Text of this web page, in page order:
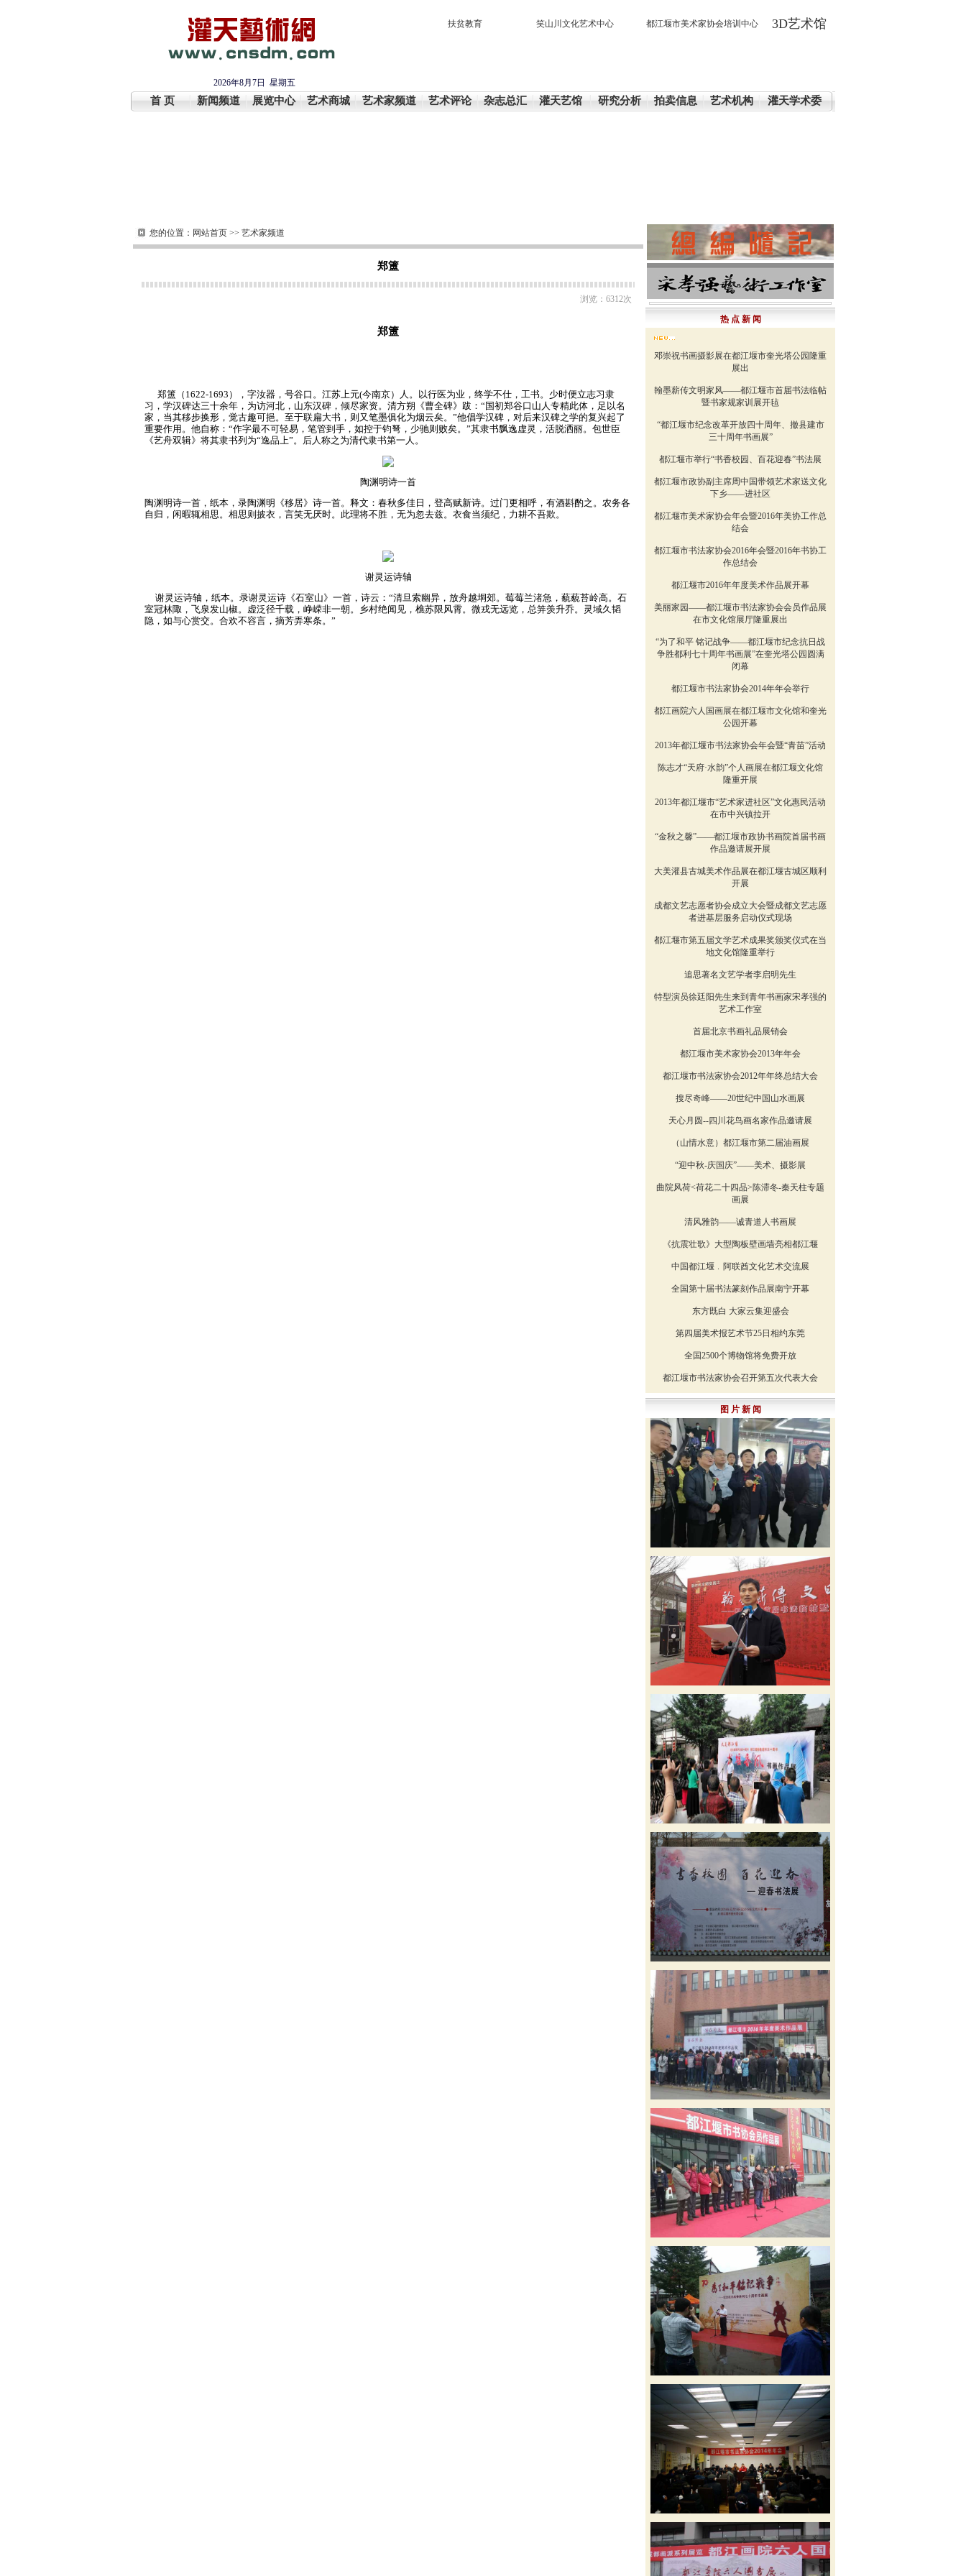
2026年8月7日 星期五
扶贫教育 笑山川文化艺术中心 都江堰市美术家协会培训中心 3D艺术馆
首 页 新闻频道 展览中心 艺术商城 艺术家频道 艺术评论 杂志总汇 灌天艺馆 研究分析 拍卖信息 艺术机构 灌天学术委
您的位置： 网站首页 >> 艺术家频道
郑簠
浏览：6312次
郑簠
郑簠（1622-1693）， 字汝器，号谷口。江苏上元(今南京）人。以行医为业，终学不仕，工书。少时便立志习隶
习，学汉碑达三十余年，为访河北，山东汉碑，倾尽家资。清方朔《曹全碑》跋：“国初郑谷口山人专精此体，足以名
家，当其移步换形，觉古趣可挹。至于联扁大书，则又笔墨俱化为烟云矣。”他倡学汉碑，对后来汉碑之学的复兴起了
重要作用。他自称：“作字最不可轻易，笔管到手，如控于钧弩，少驰则败矣。”其隶书飘逸虚灵，活脱洒丽。包世臣
《艺舟双辑》将其隶书列为“逸品上”。后人称之为清代隶书第一人。
陶渊明诗一首
陶渊明诗一首，纸本，录陶渊明《移居》诗一首。释文：春秋多佳日，登高赋新诗。过门更相呼，有酒斟酌之。农务各
自归，闲暇辄相思。相思则披衣，言笑无厌时。此理将不胜，无为忽去兹。衣食当须纪，力耕不吾欺。
谢灵运诗轴
谢灵运诗轴，纸本。录谢灵运诗《石室山》一首，诗云：“清旦索幽异，放舟越垌郊。莓莓兰渚急，藐藐苔岭高。石
室冠林陬，飞泉发山椒。虚泛径千载，峥嵘非一朝。乡村绝闻见，樵苏限风霄。微戎无远览，总笄羡升乔。灵域久韬
隐，如与心赏交。合欢不容言，摘芳弄寒条。”
热 点 新 闻
邓崇祝书画摄影展在都江堰市奎光塔公园隆重
展出
翰墨薪传文明家风——都江堰市首届书法临帖
暨书家规家训展开毡
“都江堰市纪念改革开放四十周年、撤县建市
三十周年书画展”
都江堰市举行“书香校园、百花迎春”书法展
都江堰市政协副主席周中国带领艺术家送文化
下乡——进社区
都江堰市美术家协会年会暨2016年美协工作总
结会
都江堰市书法家协会2016年会暨2016年书协工
作总结会
都江堰市2016年年度美术作品展开幕
美丽家园——都江堰市书法家协会会员作品展
在市文化馆展厅隆重展出
“为了和平 铭记战争——都江堰市纪念抗日战
争胜都利七十周年书画展”在奎光塔公园圆满
闭幕
都江堰市书法家协会2014年年会举行
都江画院六人国画展在都江堰市文化馆和奎光
公园开幕
2013年都江堰市书法家协会年会暨“青苗”活动
陈志才“天府·水韵”个人画展在都江堰文化馆
隆重开展
2013年都江堰市“艺术家进社区”文化惠民活动
在市中兴镇拉开
“金秋之馨”——都江堰市政协书画院首届书画
作品邀请展开展
大美灌县古城美术作品展在都江堰古城区顺利
开展
成都文艺志愿者协会成立大会暨成都文艺志愿
者进基层服务启动仪式现场
都江堰市第五届文学艺术成果奖颁奖仪式在当
地文化馆隆重举行
追思著名文艺学者李启明先生
特型演员徐廷阳先生来到青年书画家宋孝强的
艺术工作室
首届北京书画礼品展销会
都江堰市美术家协会2013年年会
都江堰市书法家协会2012年年终总结大会
搜尽奇峰——20世纪中国山水画展
天心月圆--四川花鸟画名家作品邀请展
（山情水意）都江堰市第二届油画展
“迎中秋-庆国庆”——美术、摄影展
曲院风荷<荷花二十四品>陈滞冬-秦天柱专题
画展
清风雅韵——诚青道人书画展
《抗震壮歌》大型陶板壁画墙亮相都江堰
中国都江堰﹒阿联酋文化艺术交流展
全国第十届书法篆刻作品展南宁开幕
东方既白 大家云集迎盛会
第四届美术报艺术节25日相约东莞
全国2500个博物馆将免费开放
都江堰市书法家协会召开第五次代表大会
图 片 新 闻